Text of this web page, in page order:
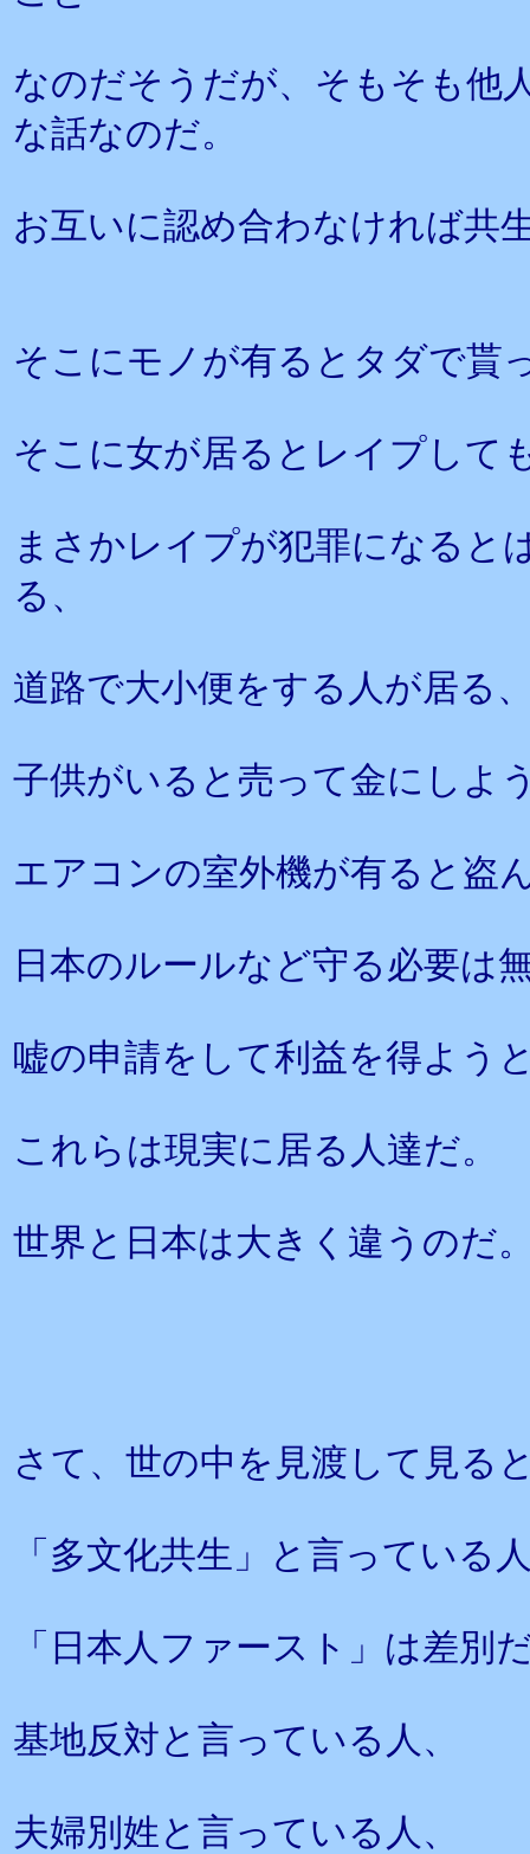
なのだそうだが、そもそも他
な話なのだ。
お互いに認め合わなければ共
そこにモノが有るとタダで貰
そこに女が居るとレイプして
まさかレイプが犯罪になると
る、
道路で大小便をする人が居る
子供がいると売って金にしよ
エアコンの室外機が有ると盗
日本のルールなど守る必要は
嘘の申請をして利益を得よう
これらは現実に居る人達だ。
世界と日本は大きく違うのだ
さて、世の中を見渡して見る
「多文化共生」と言っている
「日本人ファースト」は差別
基地反対と言っている人、
夫婦別姓と言っている人、